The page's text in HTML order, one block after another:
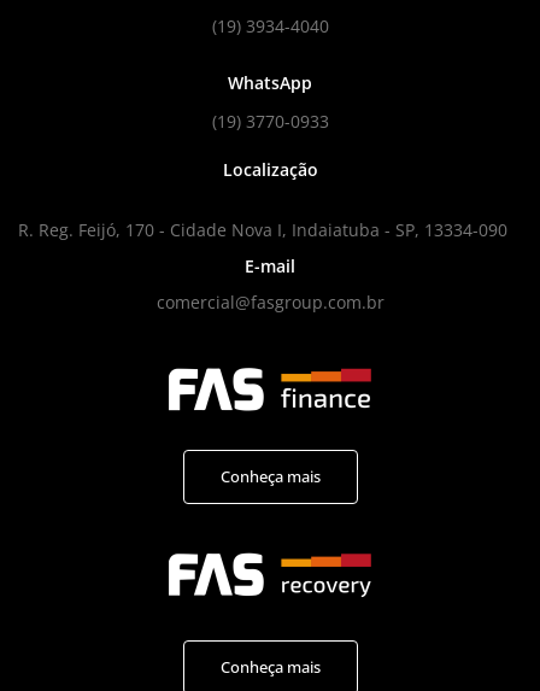
(19) 3934-4040
WhatsApp
(19) 3770-0933
Localização
R. Reg. Feijó, 170 - Cidade Nova I, Indaiatuba - SP, 13334-090
E-mail
comercial@fasgroup.com.br
Conheça mais
Conheça mais